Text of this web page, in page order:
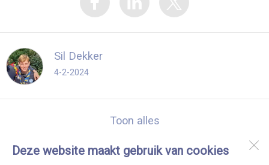
Deze website maakt gebruik van cookies
Sil Dekker
4-2-2024
Toon alles